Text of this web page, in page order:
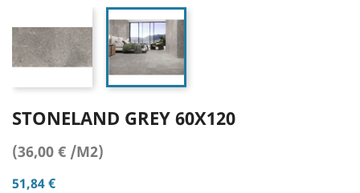
STONELAND GREY 60X120
(36,00 € /M2)
51,84 €